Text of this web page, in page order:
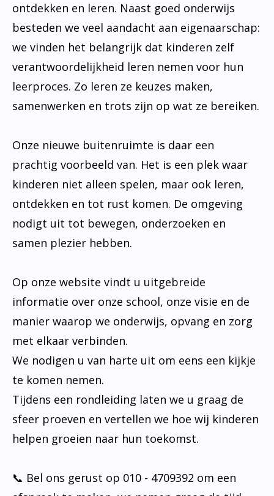
ontdekken en leren. Naast goed onderwijs
besteden we veel aandacht aan eigenaarschap:
we vinden het belangrijk dat kinderen zelf
verantwoordelijkheid leren nemen voor hun
leerproces. Zo leren ze keuzes maken,
samenwerken en trots zijn op wat ze bereiken.
Onze nieuwe buitenruimte is daar een
prachtig voorbeeld van. Het is een plek waar
kinderen niet alleen spelen, maar ook leren,
ontdekken en tot rust komen. De omgeving
nodigt uit tot bewegen, onderzoeken en
samen plezier hebben.
Op onze website vindt u uitgebreide
informatie over onze school, onze visie en de
manier waarop we onderwijs, opvang en zorg
met elkaar verbinden.
We nodigen u van harte uit om eens een kijkje
te komen nemen.
Tijdens een rondleiding laten we u graag de
sfeer proeven en vertellen we hoe wij kinderen
helpen groeien naar hun toekomst.
📞 Bel ons gerust op 010 - 4709392 om een